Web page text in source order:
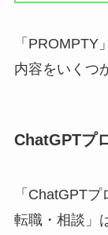
「
内容をいくつ
ChatGPTプ
「ChatGPT
転職・相談」